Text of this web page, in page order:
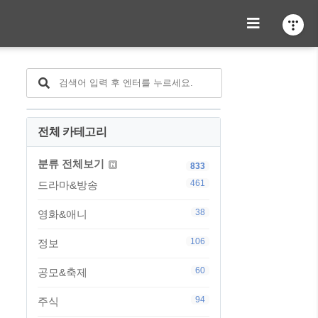
전체 카테고리
분류 전체보기 833
드라마&방송 461
영화&애니 38
정보 106
공모&축제 60
주식 94